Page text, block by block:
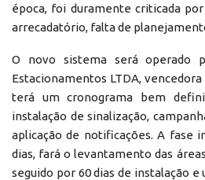
época, foi duramente criticada
arrecadatório, falta de
O novo sistema será operado
Estacionamentos LTDA,
terá um cronograma bem
instalação de sinalização,
aplicação de notificações. A fase
dias, fará o levantamento das
seguido por 60 dias de instalação